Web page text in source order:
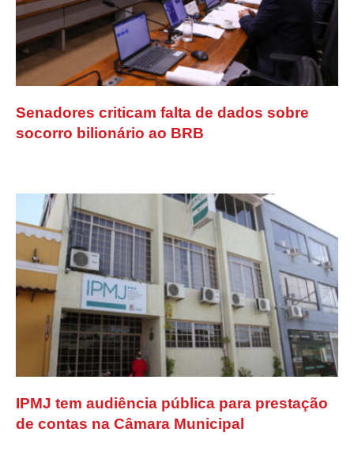
Senadores criticam falta de dados sobre
socorro bilionário ao BRB
IPMJ tem audiência pública para prestação
de contas na Câmara Municipal